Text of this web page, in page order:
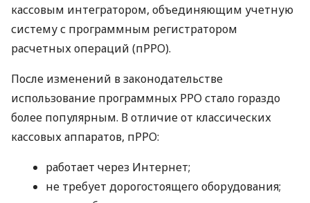
кассовым интегратором, объединяющим учетную
систему с программным регистратором
расчетных операций (пРРО).
После изменений в законодательстве
использование программных РРО стало гораздо
более популярным. В отличие от классических
кассовых аппаратов, пРРО:
работает через Интернет;
не требует дорогостоящего оборудования;